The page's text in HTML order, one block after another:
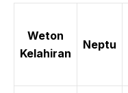
Weton
Kelahiran
Neptu